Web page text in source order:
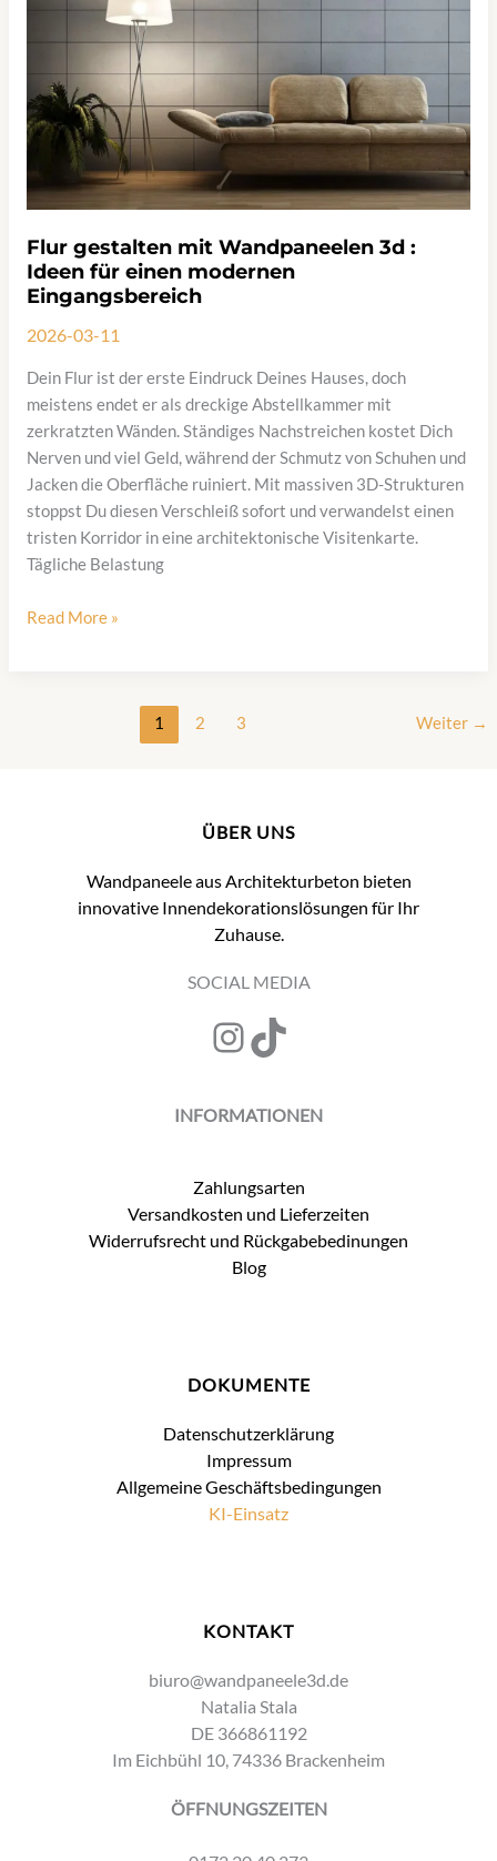
Gips-,
und
Polystyrol-
Paneele
Flur gestalten mit Wandpaneelen 3d :
Ideen für einen modernen
Eingangsbereich
2026-03-11
Dein Flur ist der erste Eindruck Deines Hauses, doch
meistens endet er als dreckige Abstellkammer mit
zerkratzten Wänden. Ständiges Nachstreichen kostet Dich
Nerven und viel Geld, während der Schmutz von Schuhen und
Jacken die Oberfläche ruiniert. Mit massiven 3D-Strukturen
stoppst Du diesen Verschleiß sofort und verwandelst einen
tristen Korridor in eine architektonische Visitenkarte.
Tägliche Belastung
Flur
Eingangsbereich
Read More »
1 2 3 Weiter →
ÜBER UNS
Wandpaneele aus Architekturbeton bieten
innovative Innendekorationslösungen für Ihr
Zuhause.
SOCIAL MEDIA
Instagram
TikTok
INFORMATIONEN
Zahlungsarten
Versandkosten und Lieferzeiten
Widerrufsrecht und Rückgabebedinungen
Blog
DOKUMENTE
Datenschutzerklärung
Impressum
Allgemeine Geschäftsbedingungen
KI-Einsatz
KONTAKT
biuro@wandpaneele3d.de
Natalia Stala
DE 366861192
Im Eichbühl 10, 74336 Brackenheim
ÖFFNUNGSZEITEN